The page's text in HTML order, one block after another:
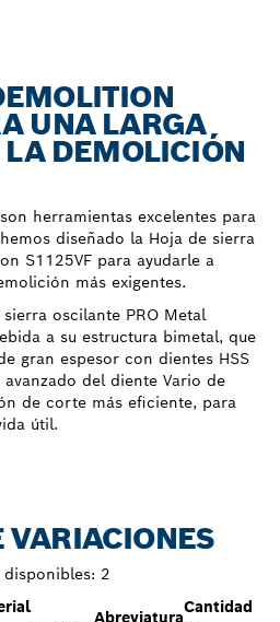
UNA LARGA
DEMOLICIÓN
herramientas excelentes para
diseñado la Hoja de sierra
S1125VF para ayudarle a
más exigentes.
oscilante PRO Metal
a su estructura bimetal, que
gran espesor con dientes HSS
del diente Vario de
de corte más eficiente, para
útil.
VARIACIONES
2
Abreviatura
Cantidad